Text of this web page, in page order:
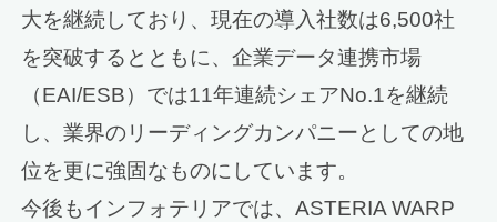
大を継続しており、現在の導入社数は6,500社
を突破するとともに、企業データ連携市場
（EAI/ESB）では11年連続シェアNo.1を継続
し、業界のリーディングカンパニーとしての地
位を更に強固なものにしています。
今後もインフォテリアでは、ASTERIA WARP